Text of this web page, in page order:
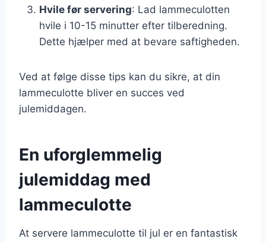
Hvile før servering: Lad lammeculotten
hvile i 10-15 minutter efter tilberedning.
Dette hjælper med at bevare saftigheden.
Ved at følge disse tips kan du sikre, at din
lammeculotte bliver en succes ved
julemiddagen.
En uforglemmelig
julemiddag med
lammeculotte
At servere lammeculotte til jul er en fantastisk